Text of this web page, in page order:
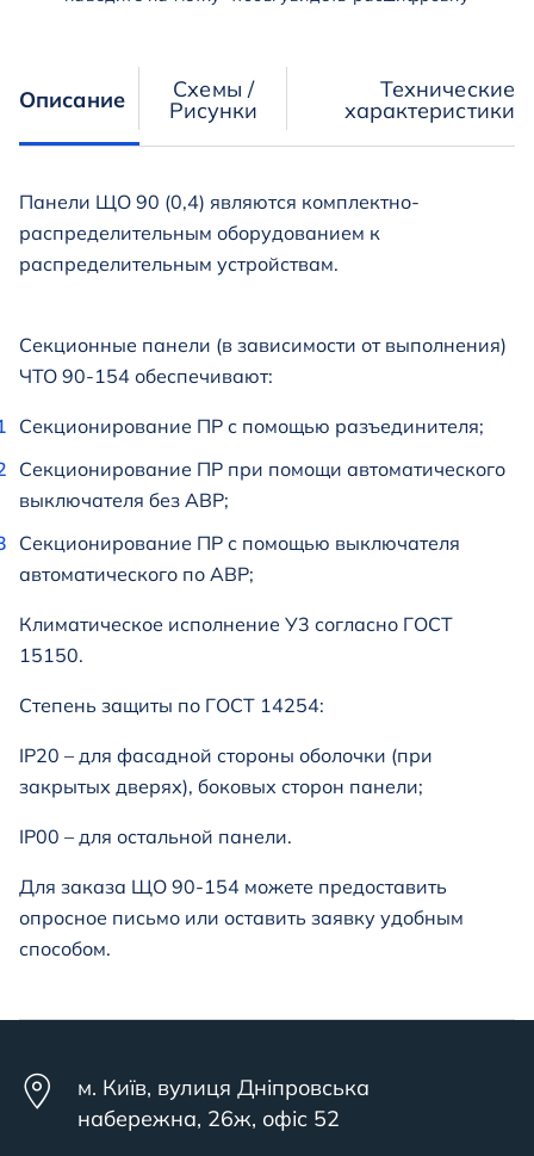
Описание Схемы /
Рисунки
Технические
характеристики
Панели ЩО 90 (0,4) являются комплектно-
распределительным оборудованием к
распределительным устройствам.
Секционные панели (в зависимости от выполнения)
ЧТО 90-154 обеспечивают:
Секционирование ПР с помощью разъединителя;
Секционирование ПР при помощи автоматического
выключателя без АВР;
Секционирование ПР с помощью выключателя
автоматического по АВР;
Климатическое исполнение У3 согласно ГОСТ
15150.
Степень защиты по ГОСТ 14254:
IP20 – для фасадной стороны оболочки (при
закрытых дверях), боковых сторон панели;
IP00 – для остальной панели.
Для заказа ЩО 90-154 можете предоставить
опросное письмо или оставить заявку удобным
способом.
м. Київ, вулиця Дніпровська
набережна, 26ж, офіс 52